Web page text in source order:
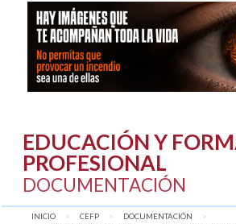
EDUCACIÓN Y
PROFESIONAL
DOCUMENTACIÓN
INICIO CEFP
DOCUMENTACIÓN